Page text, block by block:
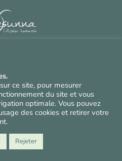
et cookies
conseils
!
ce site, pour mesurer
du site et vous
optimale. Vous pouvez
des cookies et retirer votre
Rejeter